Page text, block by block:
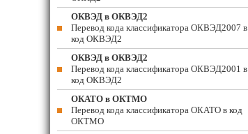
ОКВЭД в ОКВЭД2
Перевод кода классификатора ОКВЭД2007 в
код ОКВЭД2
ОКВЭД в ОКВЭД2
Перевод кода классификатора ОКВЭД2001 в
код ОКВЭД2
ОКАТО в ОКТМО
Перевод кода классификатора ОКАТО в код
ОКТМО